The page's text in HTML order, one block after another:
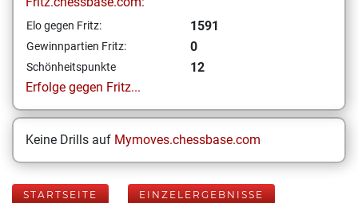
Elo gegen Fritz: 1591
Gewinnpartien Fritz: 0
Schönheitspunkte
12
Erfolge gegen Fritz...
Keine Drills auf Mymoves.chessbase.com
STARTSEITE EINZELERGEBNISSE